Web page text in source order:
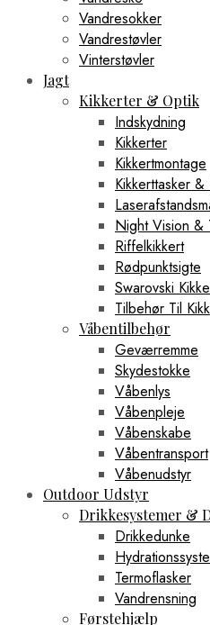
Vandresokker
Vandrestøvler
Vinterstøvler
Jagt
Kikkerter & Optik
Indskydning
Kikkerter
Kikkertmontage
Kikkerttasker &
Night Vision &
Riffelkikkert
Rødpunktsigte
Swarovski
Tilbehør Til
Våbentilbehør
Geværremme
Skydestokke
Våbenlys
Våbenpleje
Våbenskabe
Våbentransport
Våbenudstyr
Outdoor Udstyr
Drikkesystemer &
Drikkedunke
Termoflasker
Vandrensning
Førstehjælp